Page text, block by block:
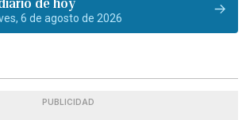
6 de agosto de 2026
PUBLICIDAD